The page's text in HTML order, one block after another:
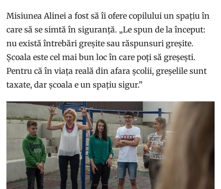
Misiunea Alinei a fost să îi ofere copilului un spațiu în
care să se simtă în siguranță. „Le spun de la început:
nu există întrebări greșite sau răspunsuri greșite.
Școala este cel mai bun loc în care poți să greșești.
Pentru că în viața reală din afara școlii, greșelile sunt
taxate, dar școala e un spațiu sigur.”